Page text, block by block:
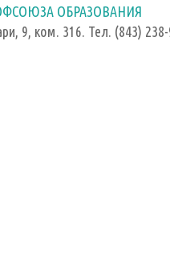
ОБРАЗОВАНИЯ
9, ком. 316. Тел. (843)